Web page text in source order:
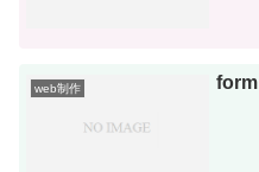
web制作 form